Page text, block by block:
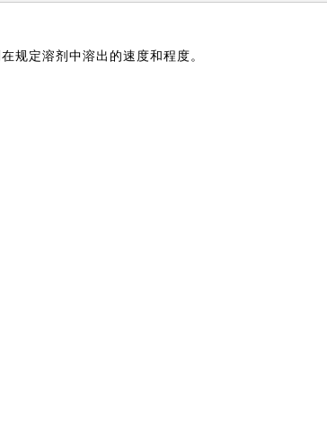
规定溶剂中溶出的速度和程度。